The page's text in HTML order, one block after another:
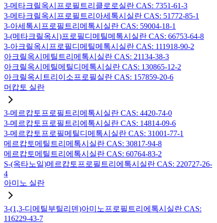
3-메타크릴옥시프로필트리클로로실란 CAS: 7351-61-3
3-메타크릴옥시프로필트리아세톡시실란 CAS: 51772-85-1
3-아세톡시프로필트리메톡시실란 CAS: 59004-18-1
3-(메타크릴옥시)프로필디메틸메톡시실란 CAS: 66753-64-8
3-아크릴옥시프로필디메틸메톡시실란 CAS: 111918-90-2
아크릴옥시메틸트리메톡시실란 CAS: 21134-38-3
아크릴옥시메틸메틸디메톡시실란 CAS: 130865-12-2
아크릴옥시트리이소프로필실란 CAS: 157859-20-6
머캅토 실란
3-메르캅토프로필트리메톡시실란 CAS: 4420-74-0
3-메르캅토프로필트리에톡시실란 CAS: 14814-09-6
3-메르캅토프로필메틸디메톡시실란 CAS: 31001-77-1
메르캅토메틸트리메톡시실란 CAS: 30817-94-8
메르캅토메틸트리에톡시실란 CAS: 60764-83-2
S-(옥타노일)메르캅토프로필트리에톡시실란 CAS: 220727-26-
4
아미노 실란
3-(1,3-디메틸부틸리덴)아미노프로필트리에톡시실란 CAS:
116229-43-7